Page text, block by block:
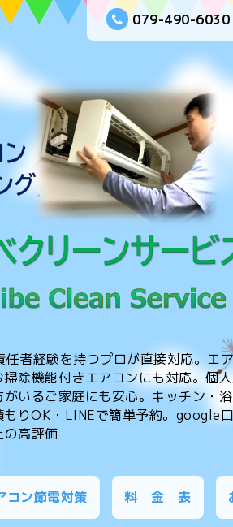
079-490-6030
者経験を持つプロが直接対応。エ
除機能付きエアコンにも対応。個
いるご家庭にも安心。キッチン・
りOK・LINEで簡単予約。google
の高評価
コン節電対策 料 金 表